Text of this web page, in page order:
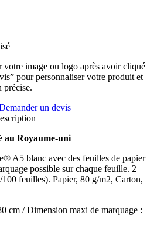
votre image ou logo après avoir cliqué
pour personnaliser votre produit et
précise.
un devis
au Royaume-uni
A5 blanc avec des feuilles de papier
possible sur chaque feuille. 2
feuilles). Papier, 80 g/m2, Carton,
cm / Dimension maxi de marquage :